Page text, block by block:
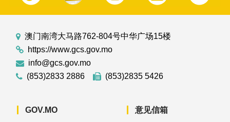
澳门南湾大马路762-804号中华广场15楼
https://www.gcs.gov.mo
info@gcs.gov.mo
(853)2833 2886
(853)2835 5426
GOV.MO 意见信箱